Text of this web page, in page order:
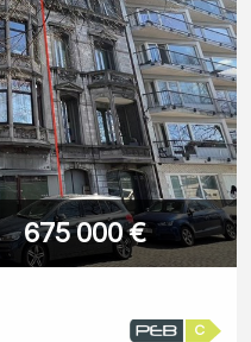
675 000 €
C